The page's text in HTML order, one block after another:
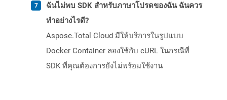
ฉันไม่พบ SDK สำหรับภาษาโปรดของฉัน ฉันควร
ทำอย่างไรดี?
Aspose.Total Cloud มีให้บริการในรูปแบบ
Docker Container ลองใช้กับ cURL ในกรณีที่
SDK ที่คุณต้องการยังไม่พร้อมใช้งาน